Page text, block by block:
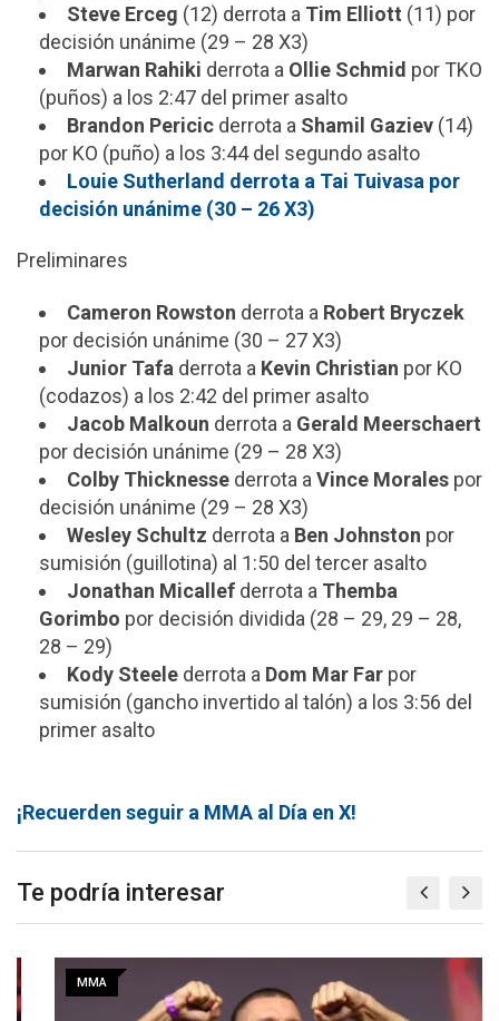
Steve Erceg (12) derrota a Tim Elliott (11) por
decisión unánime (29 – 28 X3)
Marwan Rahiki derrota a Ollie Schmid por TKO
(puños) a los 2:47 del primer asalto
Brandon Pericic derrota a Shamil Gaziev (14)
por KO (puño) a los 3:44 del segundo asalto
Louie Sutherland derrota a Tai Tuivasa por
decisión unánime (30 – 26 X3)
Preliminares
Cameron Rowston derrota a Robert Bryczek
por decisión unánime (30 – 27 X3)
Junior Tafa derrota a Kevin Christian por KO
(codazos) a los 2:42 del primer asalto
Jacob Malkoun derrota a Gerald Meerschaert
por decisión unánime (29 – 28 X3)
Colby Thicknesse derrota a Vince Morales por
decisión unánime (29 – 28 X3)
Wesley Schultz derrota a Ben Johnston por
sumisión (guillotina) al 1:50 del tercer asalto
Jonathan Micallef derrota a Themba
Gorimbo por decisión dividida (28 – 29, 29 – 28,
28 – 29)
Kody Steele derrota a Dom Mar Far por
sumisión (gancho invertido al talón) a los 3:56 del
primer asalto
¡Recuerden seguir a MMA al Día en X!
Te podría interesar